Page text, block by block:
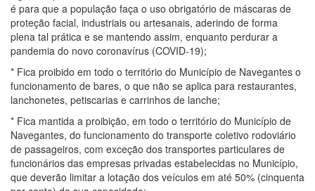
é para que a população faça o uso obrigatório de máscaras de
proteção facial, industriais ou artesanais, aderindo de forma
plena tal prática e se mantendo assim, enquanto perdurar a
pandemia do novo coronavírus (COVID-19);
* Fica proibido em todo o território do Município de Navegantes o
funcionamento de bares, o que não se aplica para restaurantes,
lanchonetes, petiscarias e carrinhos de lanche;
* Fica mantida a proibição, em todo o território do Município de
Navegantes, do funcionamento do transporte coletivo rodoviário
de passageiros, com exceção dos transportes particulares de
funcionários das empresas privadas estabelecidas no Município,
que deverão limitar a lotação dos veículos em até 50% (cinquenta